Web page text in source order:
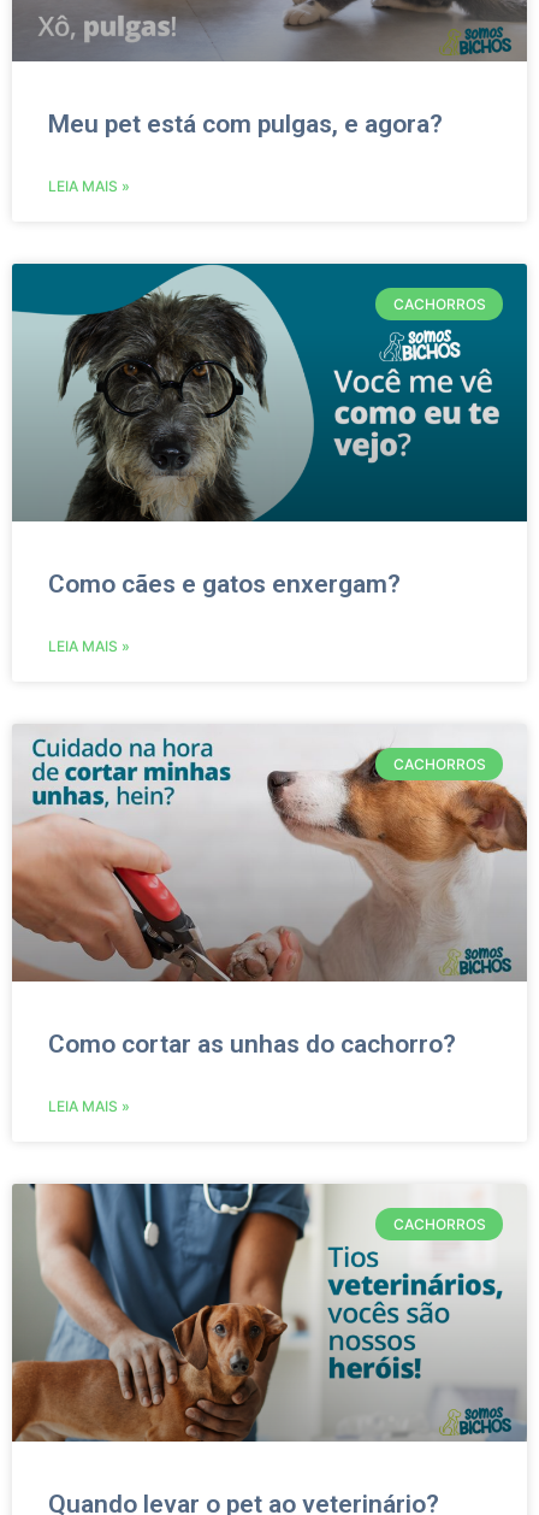
Meu pet está com pulgas, e agora?
LEIA MAIS »
CACHORROS
Como cães e gatos enxergam?
LEIA MAIS »
CACHORROS
Como cortar as unhas do cachorro?
LEIA MAIS »
CACHORROS
Quando levar o pet ao veterinário?